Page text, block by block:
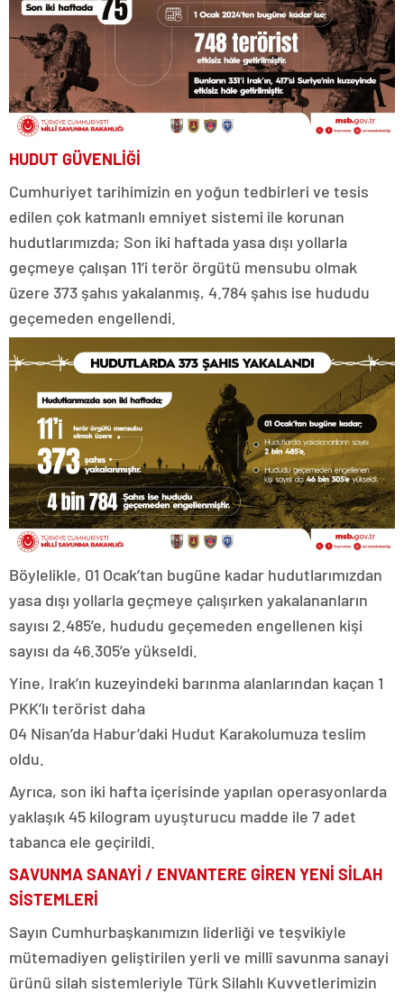
HUDUT GÜVENLİĞİ
Cumhuriyet tarihimizin en yoğun tedbirleri ve tesis
edilen çok katmanlı emniyet sistemi ile korunan
hudutlarımızda; Son iki haftada yasa dışı yollarla
geçmeye çalışan 11’i terör örgütü mensubu olmak
üzere 373 şahıs yakalanmış, 4.784 şahıs ise hududu
geçemeden engellendi.
Böylelikle, 01 Ocak’tan bugüne kadar hudutlarımızdan
yasa dışı yollarla geçmeye çalışırken yakalananların
sayısı 2.485’e, hududu geçemeden engellenen kişi
sayısı da 46.305’e yükseldi.
Yine, Irak’ın kuzeyindeki barınma alanlarından kaçan 1
PKK’lı terörist daha
04 Nisan’da Habur’daki Hudut Karakolumuza teslim
oldu.
Ayrıca, son iki hafta içerisinde yapılan operasyonlarda
yaklaşık 45 kilogram uyuşturucu madde ile 7 adet
tabanca ele geçirildi.
SAVUNMA SANAYİ / ENVANTERE GİREN YENİ SİLAH
SİSTEMLERİ
Sayın Cumhurbaşkanımızın liderliği ve teşvikiyle
mütemadiyen geliştirilen yerli ve millî savunma sanayi
ürünü silah sistemleriyle Türk Silahlı Kuvvetlerimizin